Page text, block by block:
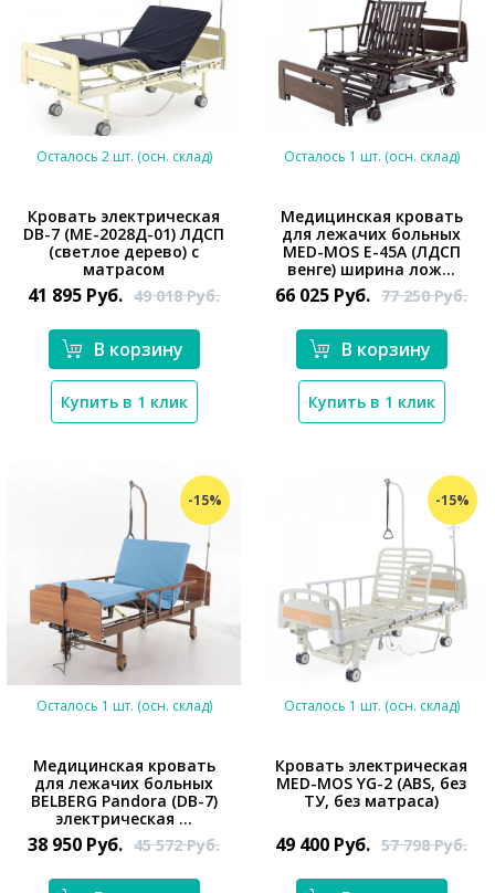
*}
Осталось 2 шт. (осн. склад)
Кровать электрическая
DB-7 (МЕ-2028Д-01) ЛДСП
(светлое дерево) с
матрасом
41 895 Руб. 49 018Руб.
В корзину
Купить в 1 клик
*}
Осталось 1 шт. (осн. склад)
Медицинская кровать
для лежачих больных
MED-MOS E-45A (ЛДСП
венге) ширина лож...
66 025 Руб. 77 250Руб.
В корзину
Купить в 1 клик
-15%
*}
Осталось 1 шт. (осн. склад)
Медицинская кровать
для лежачих больных
BELBERG Pandora (DB-7)
электрическая ...
38 950 Руб. 45 572Руб.
-15%
*}
Осталось 1 шт. (осн. склад)
Кровать электрическая
MED-MOS YG-2 (ABS, без
ТУ, без матраса)
49 400 Руб. 57 798Руб.